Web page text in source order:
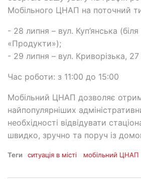
Мобільного ЦНАП на поточний
- 28 липня – вул. Куп’янська
«Продукти»);
- 29 липня – вул. Криворізька, 27
Час роботи: з 11:00 до 15:00
Мобільний ЦНАП дозволяє
найпопулярніших
необхідності відвідувати
швидко, зручно та поруч із
Теги ситуація в місті мобільний ЦНАП